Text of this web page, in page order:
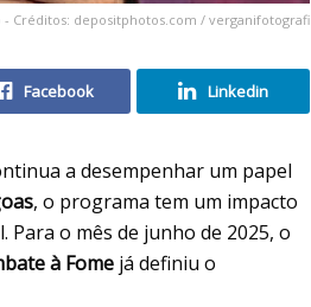
Créditos: depositphotos.com / verganifotografi
Facebook Linkedin
a desempenhar um papel
, o programa tem um impacto
o mês de junho de 2025, o
à Fome já definiu o